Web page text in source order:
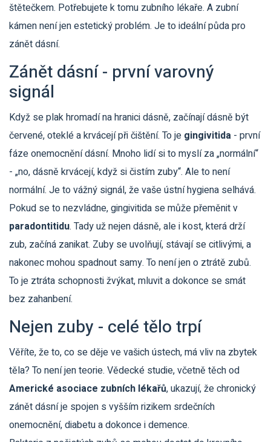
štětečkem. Potřebujete k tomu zubního lékaře. A zubní
kámen není jen estetický problém. Je to ideální půda pro
zánět dásní.
Zánět dásní - první varovný
signál
Když se plak hromadí na hranici dásně, začínají dásně být
červené, oteklé a krvácejí při čištění. To je gingivitida - první
fáze onemocnění dásní. Mnoho lidí si to myslí za „normální“
- „no, dásně krvácejí, když si čistím zuby“. Ale to není
normální. Je to vážný signál, že vaše ústní hygiena selhává.
Pokud se to nezvládne, gingivitida se může přeměnit v
paradontitidu. Tady už nejen dásně, ale i kost, která drží
zub, začíná zanikat. Zuby se uvolňují, stávají se citlivými, a
nakonec mohou spadnout samy. To není jen o ztrátě zubů.
To je ztráta schopnosti žvýkat, mluvit a dokonce se smát
bez zahanbení.
Nejen zuby - celé tělo trpí
Věříte, že to, co se děje ve vašich ústech, má vliv na zbytek
těla? To není jen teorie. Vědecké studie, včetně těch od
Americké asociace zubních lékařů, ukazují, že chronický
zánět dásní je spojen s vyšším rizikem srdečních
onemocnění, diabetu a dokonce i demence.